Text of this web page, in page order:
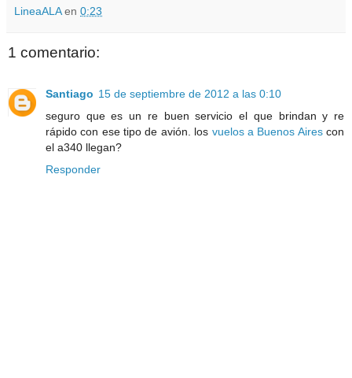
LineaALA en 0:23
1 comentario:
Santiago 15 de septiembre de 2012 a las 0:10
seguro que es un re buen servicio el que brindan y re
rápido con ese tipo de avión. los vuelos a Buenos Airescon
el a340 llegan?
Responder